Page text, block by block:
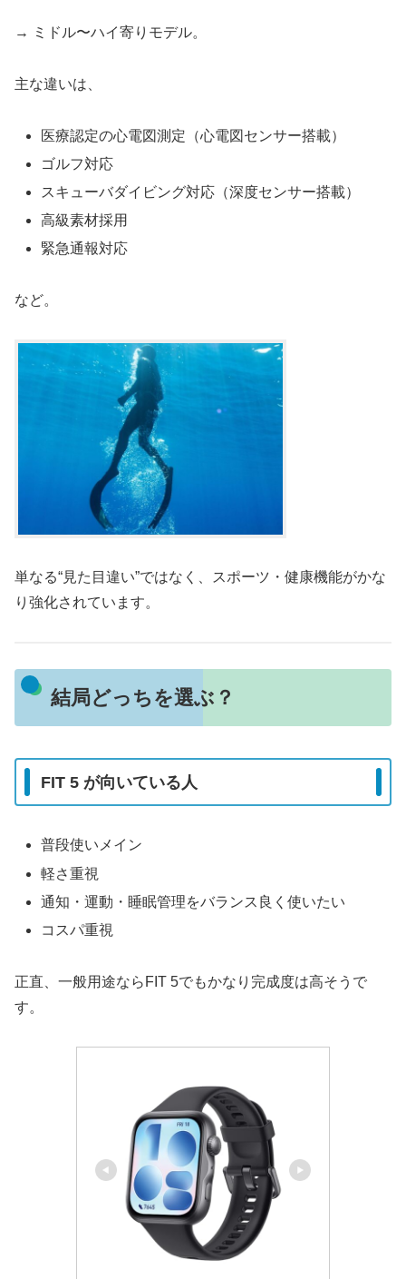
→ ミドル〜ハイ寄りモデル。
主な違いは、
医療認定の心電図測定（心電図センサー搭載）
ゴルフ対応
スキューバダイビング対応（深度センサー搭載）
高級素材採用
緊急通報対応
など。
単なる“見た目違い”ではなく、スポーツ・健康機能がかな
り強化されています。
結局どっちを選ぶ？
FIT 5 が向いている人
普段使いメイン
軽さ重視
通知・運動・睡眠管理をバランス良く使いたい
コスパ重視
正直、一般用途ならFIT 5でもかなり完成度は高そうで
す。